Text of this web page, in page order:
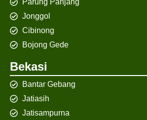
Parung Panjang
Jonggol
Cibinong
Bojong Gede
Bekasi
Bantar Gebang
Jatiasih
Jatisampurna